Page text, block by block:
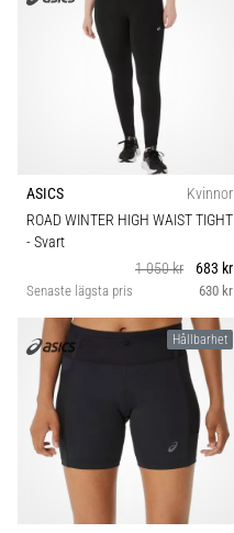
ASICS
Kvinnor
ROAD WINTER HIGH WAIST TIGHT
- Svart
1 050 kr
683 kr
Senaste lägsta pris 630 kr
Hållbarhet